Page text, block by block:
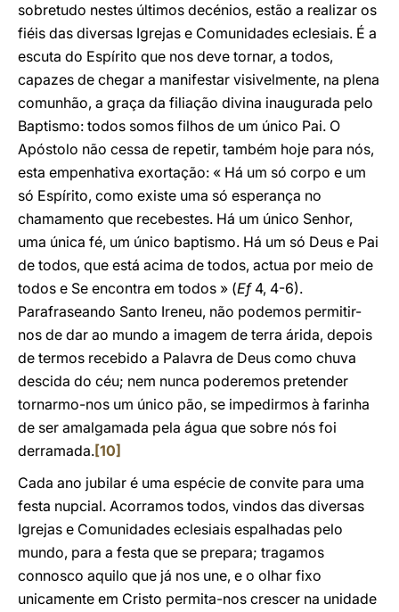
sobretudo nestes últimos decénios, estão a realizar os
fiéis das diversas Igrejas e Comunidades eclesiais. É a
escuta do Espírito que nos deve tornar, a todos,
capazes de chegar a manifestar visivelmente, na plena
comunhão, a graça da filiação divina inaugurada pelo
Baptismo: todos somos filhos de um único Pai. O
Apóstolo não cessa de repetir, também hoje para nós,
esta empenhativa exortação: « Há um só corpo e um
só Espírito, como existe uma só esperança no
chamamento que recebestes. Há um único Senhor,
uma única fé, um único baptismo. Há um só Deus e Pai
de todos, que está acima de todos, actua por meio de
todos e Se encontra em todos » (Ef4, 4-6).
Parafraseando Santo Ireneu, não podemos permitir-
nos de dar ao mundo a imagem de terra árida, depois
de termos recebido a Palavra de Deus como chuva
descida do céu; nem nunca poderemos pretender
tornarmo-nos um único pão, se impedirmos à farinha
de ser amalgamada pela água que sobre nós foi
derramada.[10]
Cada ano jubilar é uma espécie de convite para uma
festa nupcial. Acorramos todos, vindos das diversas
Igrejas e Comunidades eclesiais espalhadas pelo
mundo, para a festa que se prepara; tragamos
connosco aquilo que já nos une, e o olhar fixo
unicamente em Cristo permita-nos crescer na unidade